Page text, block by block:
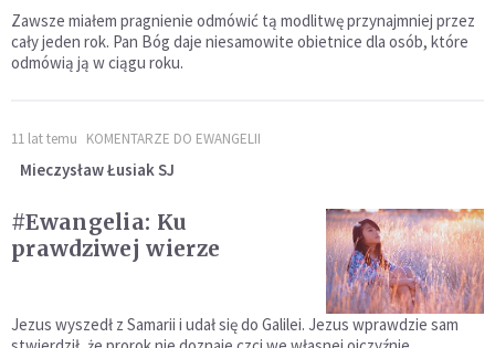
Zawsze miałem pragnienie odmówić tą modlitwę przynajmniej przez
cały jeden rok. Pan Bóg daje niesamowite obietnice dla osób, które
odmówią ją w ciągu roku.
11 lat temu KOMENTARZE DO EWANGELII
Mieczysław Łusiak SJ
#Ewangelia: Ku
prawdziwej wierze
Jezus wyszedł z Samarii i udał się do Galilei. Jezus wprawdzie sam